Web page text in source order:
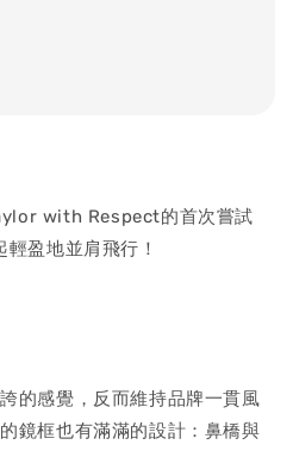
with Respect的首次嘗試
盈地並肩飛行！
的感覺，反而維持品牌一貫風
鏡框也有滿滿的設計：鼻橋與